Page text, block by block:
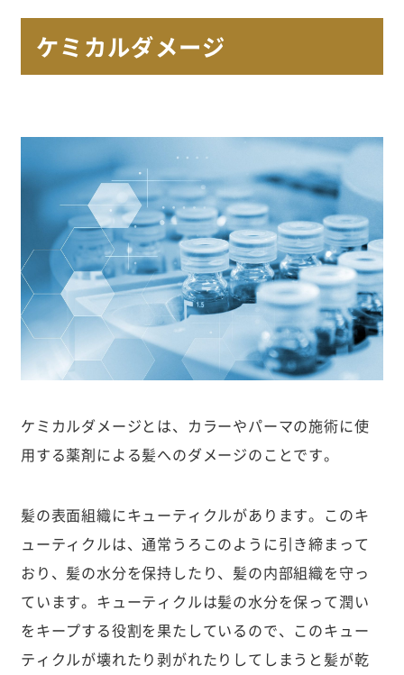
ケミカルダメージ
ケミカルダメージとは、カラーやパーマの施術に使
用する薬剤による髪へのダメージのことです。
髪の表面組織にキューティクルがあります。このキ
ューティクルは、通常うろこのように引き締まって
おり、髪の水分を保持したり、髪の内部組織を守っ
ています。キューティクルは髪の水分を保って潤い
をキープする役割を果たしているので、このキュー
ティクルが壊れたり剥がれたりしてしまうと髪が乾